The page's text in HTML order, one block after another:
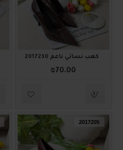
كعب نسائي ناعم 2017230
₪70.00
2017205